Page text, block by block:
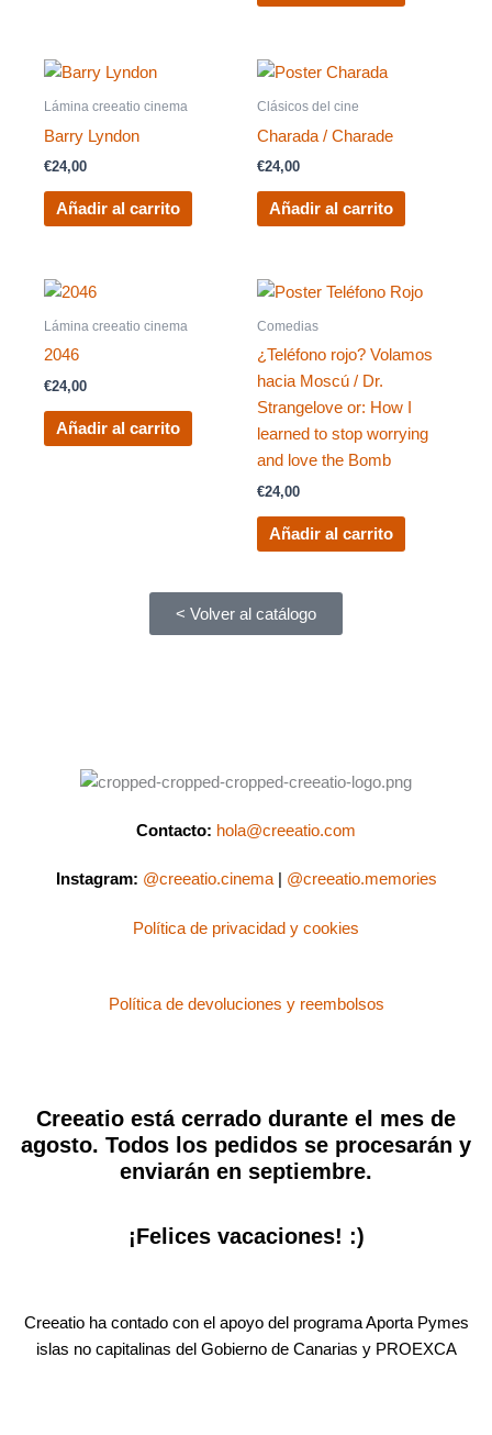
Lámina creeatio cinema
Barry Lyndon
€24,00
Añadir al carrito
Clásicos del cine
Charada / Charade
€24,00
Añadir al carrito
Lámina creeatio cinema
2046
€24,00
Añadir al carrito
Comedias
¿Teléfono rojo? Volamos
hacia Moscú / Dr.
Strangelove or: How I
learned to stop worrying
and love the Bomb
€24,00
Añadir al carrito
< Volver al catálogo
Contacto: hola@creeatio.com
Instagram: @creeatio.cinema| @creeatio.memories
Política de privacidad y cookies
Política de devoluciones y reembolsos
Creeatio está cerrado durante el mes de
agosto. Todos los pedidos se procesarán y
enviarán en septiembre.
¡Felices vacaciones! :)
Creeatio ha contado con el apoyo del programa Aporta Pymes
islas no capitalinas del Gobierno de Canarias y PROEXCA